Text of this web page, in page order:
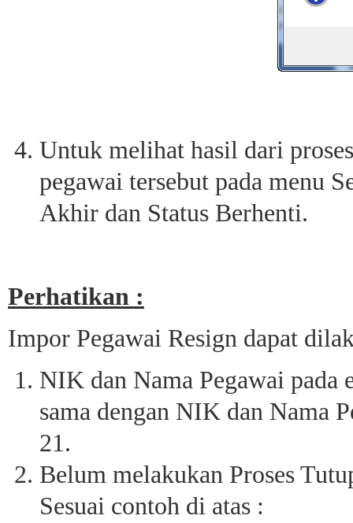
Untuk melihat hasil dari
pegawai tersebut pada menu
Akhir dan Status Berhenti.
Perhatikan :
Impor Pegawai Resign dapat
NIK dan Nama Pegawai pada
sama dengan NIK dan Nama
21.
Belum melakukan Proses
Sesuai contoh di atas :